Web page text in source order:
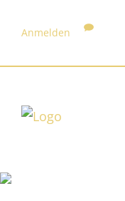
Anmelden